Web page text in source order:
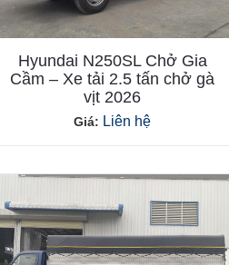
Hyundai N250SL Chở Gia
Cầm – Xe tải 2.5 tấn chở gà
vịt 2026
Giá: Liên hệ